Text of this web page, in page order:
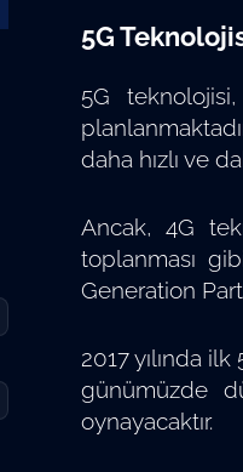
5G
5G
daha hızlı ve
Ancak, 4G
toplanması
Generation
2017 yılında
günümüzde
oynayacaktır.